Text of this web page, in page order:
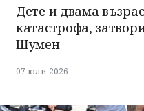
Дете и двама
катастрофа,
Шумен
07 юли 2026